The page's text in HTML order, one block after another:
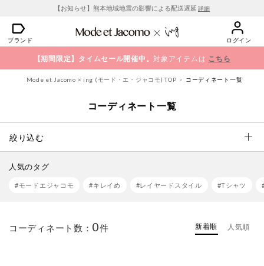
【お知らせ】熊本地域地震の影響による配送遅延 詳細
ブランド ログイン
【期間限定】タイムセール開催中。対象アイテムは こちら
Mode et Jacomo × ing (モード・エ・ジャコモ) TOP コーディネート一覧
コーディネート一覧
絞り込む
人気のタグ
#モードエジャコモ #キレイめ #レイヤードスタイル #Tシャツ
コーディネート数： 0件 新着順 人気順